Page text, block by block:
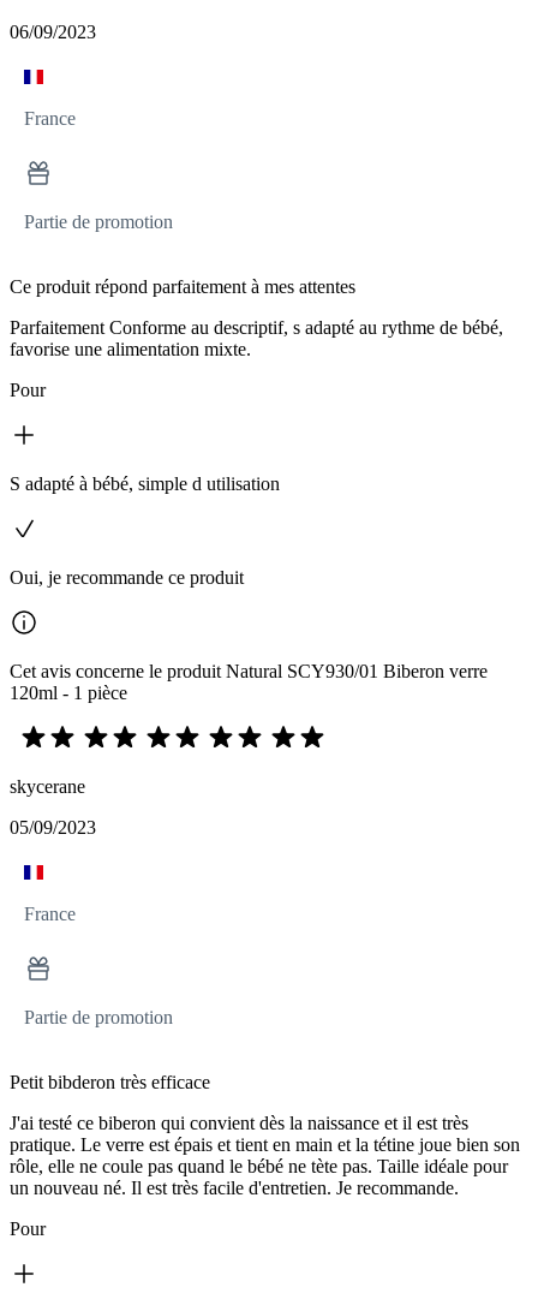
06/09/2023
France
Partie de promotion
Ce produit répond parfaitement à mes attentes
Parfaitement Conforme au descriptif, s adapté au rythme de bébé,
favorise une alimentation mixte.
Pour
S adapté à bébé, simple d utilisation
Oui, je recommande ce produit
Cet avis concerne le produit Natural SCY930/01 Biberon verre
120ml - 1 pièce
skycerane
05/09/2023
France
Partie de promotion
Petit bibderon très efficace
J'ai testé ce biberon qui convient dès la naissance et il est très
pratique. Le verre est épais et tient en main et la tétine joue bien son
rôle, elle ne coule pas quand le bébé ne tète pas. Taille idéale pour
un nouveau né. Il est très facile d'entretien. Je recommande.
Pour